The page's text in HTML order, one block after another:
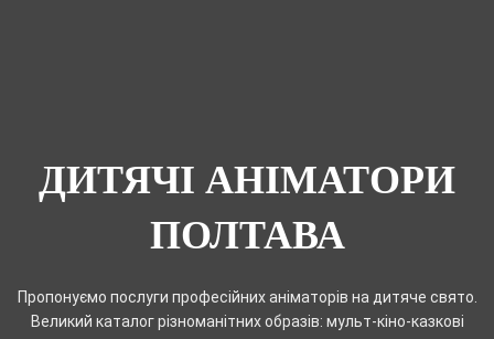
ДИТЯЧІ АНІМАТОРИ
ПОЛТАВА
Пропонуємо послуги професійних аніматорів на дитяче свято.
Великий каталог різноманітних образів: мульт-кіно-казкові